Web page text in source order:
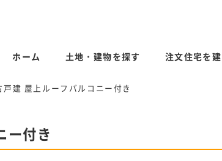
ホーム 土地・建物を探す 注文住宅を
建 屋上ルーフバルコニー付き
ー付き